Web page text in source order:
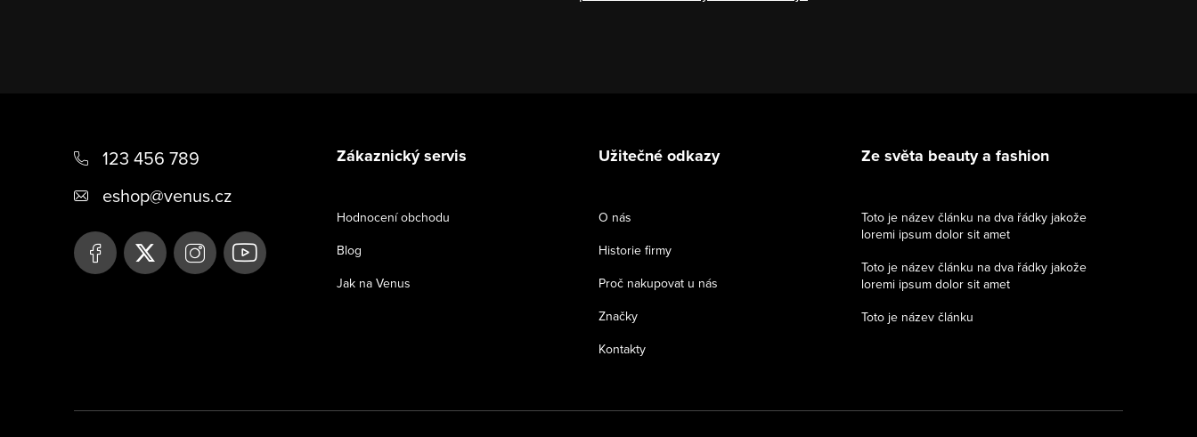
123 456 789
eshop@venus.cz
Zákaznický servis
Hodnocení obchodu
Blog
Jak na Venus
Užitečné odkazy
O nás
Historie firmy
Proč nakupovat u nás
Značky
Kontakty
Ze světa beauty a fashion
Toto je název článku na dva řádky jakože
loremi ipsum dolor sit amet
Toto je název článku na dva řádky jakože
loremi ipsum dolor sit amet
Toto je název článku